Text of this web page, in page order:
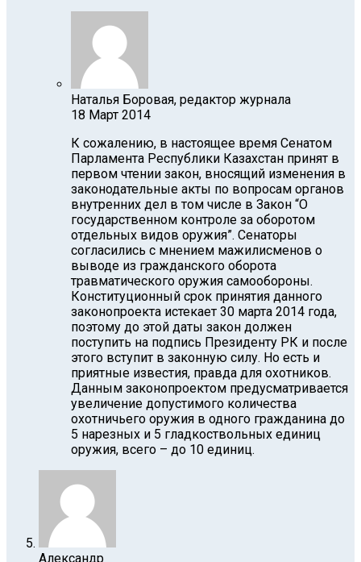
Наталья Боровая, редактор журнала
18 Март 2014
К сожалению, в настоящее время Сенатом
Парламента Республики Казахстан принят в
первом чтении закон, вносящий изменения в
законодательные акты по вопросам органов
внутренних дел в том числе в Закон “О
государственном контроле за оборотом
отдельных видов оружия”. Сенаторы
согласились с мнением мажилисменов о
выводе из гражданского оборота
травматического оружия самообороны.
Конституционный срок принятия данного
законопроекта истекает 30 марта 2014 года,
поэтому до этой даты закон должен
поступить на подпись Президенту РК и после
этого вступит в законную силу. Но есть и
приятные известия, правда для охотников.
Данным законопроектом предусматривается
увеличение допустимого количества
охотничьего оружия в одного гражданина до
5 нарезных и 5 гладкоствольных единиц
оружия, всего – до 10 единиц.
Александр